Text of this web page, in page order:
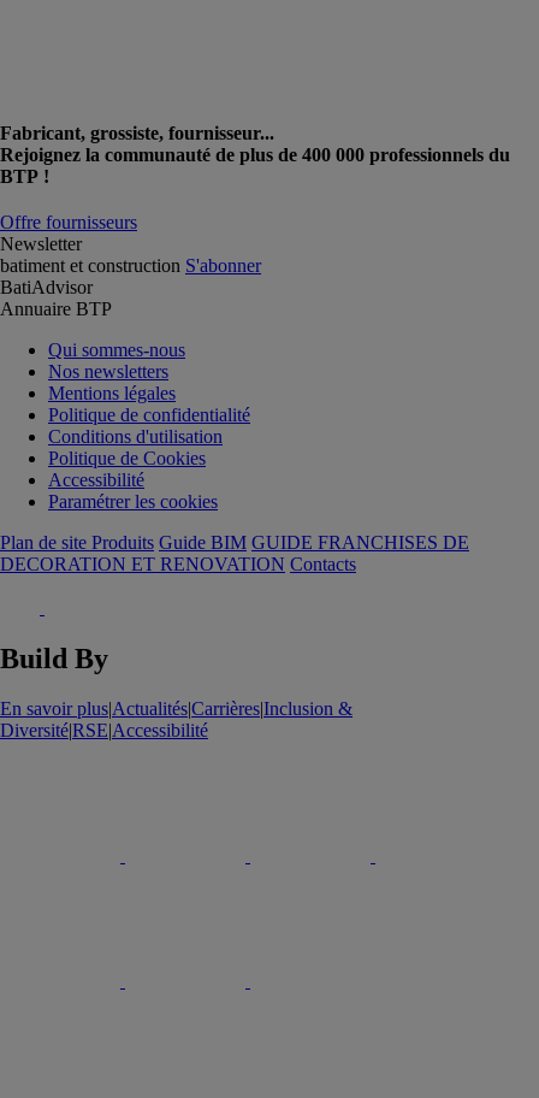
Fabricant, grossiste, fournisseur...
Rejoignez la communauté de plus de 400 000 professionnels du
BTP !
Offre fournisseurs
Newsletter
batiment et construction S'abonner
BatiAdvisor
Annuaire BTP
Qui sommes-nous
Nos newsletters
Mentions légales
Politique de confidentialité
Conditions d'utilisation
Politique de Cookies
Accessibilité
Paramétrer les cookies
Plan de site Produits Guide BIM GUIDE FRANCHISES DE
DECORATION ET RENOVATION Contacts
Build By
En savoir plus|Actualités|Carrières|Inclusion &
Diversité|RSE|Accessibilité